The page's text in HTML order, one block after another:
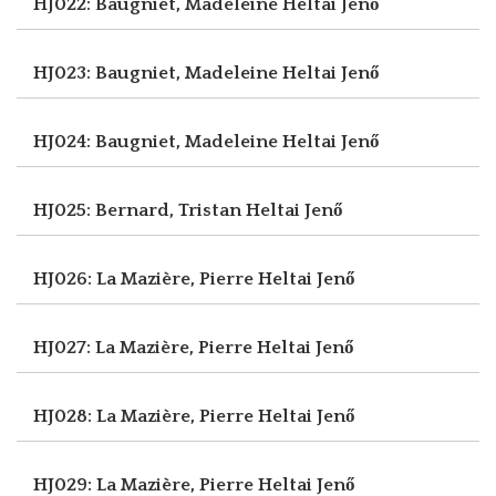
HJ022: Baugniet, Madeleine Heltai Jenő
HJ023: Baugniet, Madeleine Heltai Jenő
HJ024: Baugniet, Madeleine Heltai Jenő
HJ025: Bernard, TristanHeltai Jenő
HJ026: La Mazière, Pierre Heltai Jenő
HJ027: La Mazière, Pierre Heltai Jenő
HJ028: La Mazière, Pierre Heltai Jenő
HJ029: La Mazière, Pierre Heltai Jenő